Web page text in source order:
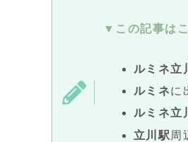
▼この記事は
ルミネ立
ルミネに
ルミネ立
立川駅 周